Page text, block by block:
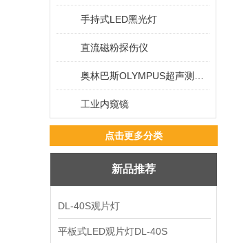
手持式LED黑光灯
直流磁粉探伤仪
工业内窥镜
点击更多分类
新品推荐
DL-40S观片灯
平板式LED观片灯DL-40S